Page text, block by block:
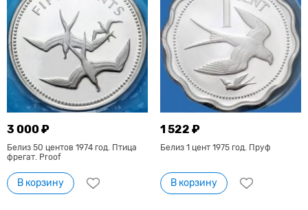
3 000 ₽
Белиз 50 центов 1974 год. Птица
фрегат. Proof
В корзину
1 522 ₽
Белиз 1 цент 1975 год. Пруф
В корзину